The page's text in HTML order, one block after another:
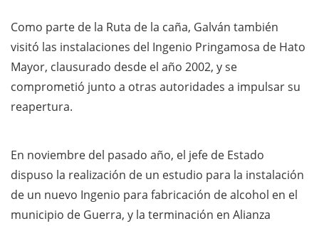
Como parte de la Ruta de la caña, Galván también
visitó las instalaciones del Ingenio Pringamosa de Hato
Mayor, clausurado desde el año 2002, y se
comprometió junto a otras autoridades a impulsar su
reapertura.
En noviembre del pasado año, el jefe de Estado
dispuso la realización de un estudio para la instalación
de un nuevo Ingenio para fabricación de alcohol en el
municipio de Guerra, y la terminación en Alianza